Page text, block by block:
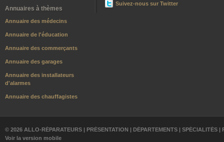
Annuaires à thèmes
Annuaire des médecins
Annuaire de l'éducation
Annuaire des commerçants
Annuaire des garages
Annuaire des installateurs
d'alarmes
Annuaire des chauffagistes
Suivez-nous sur Twitter
© 2026 ALLO-RÉPARATEURS | PRÉSENTATION | DÉPARTEMENTS | SPÉCIALITÉS |
Voir la version mobile